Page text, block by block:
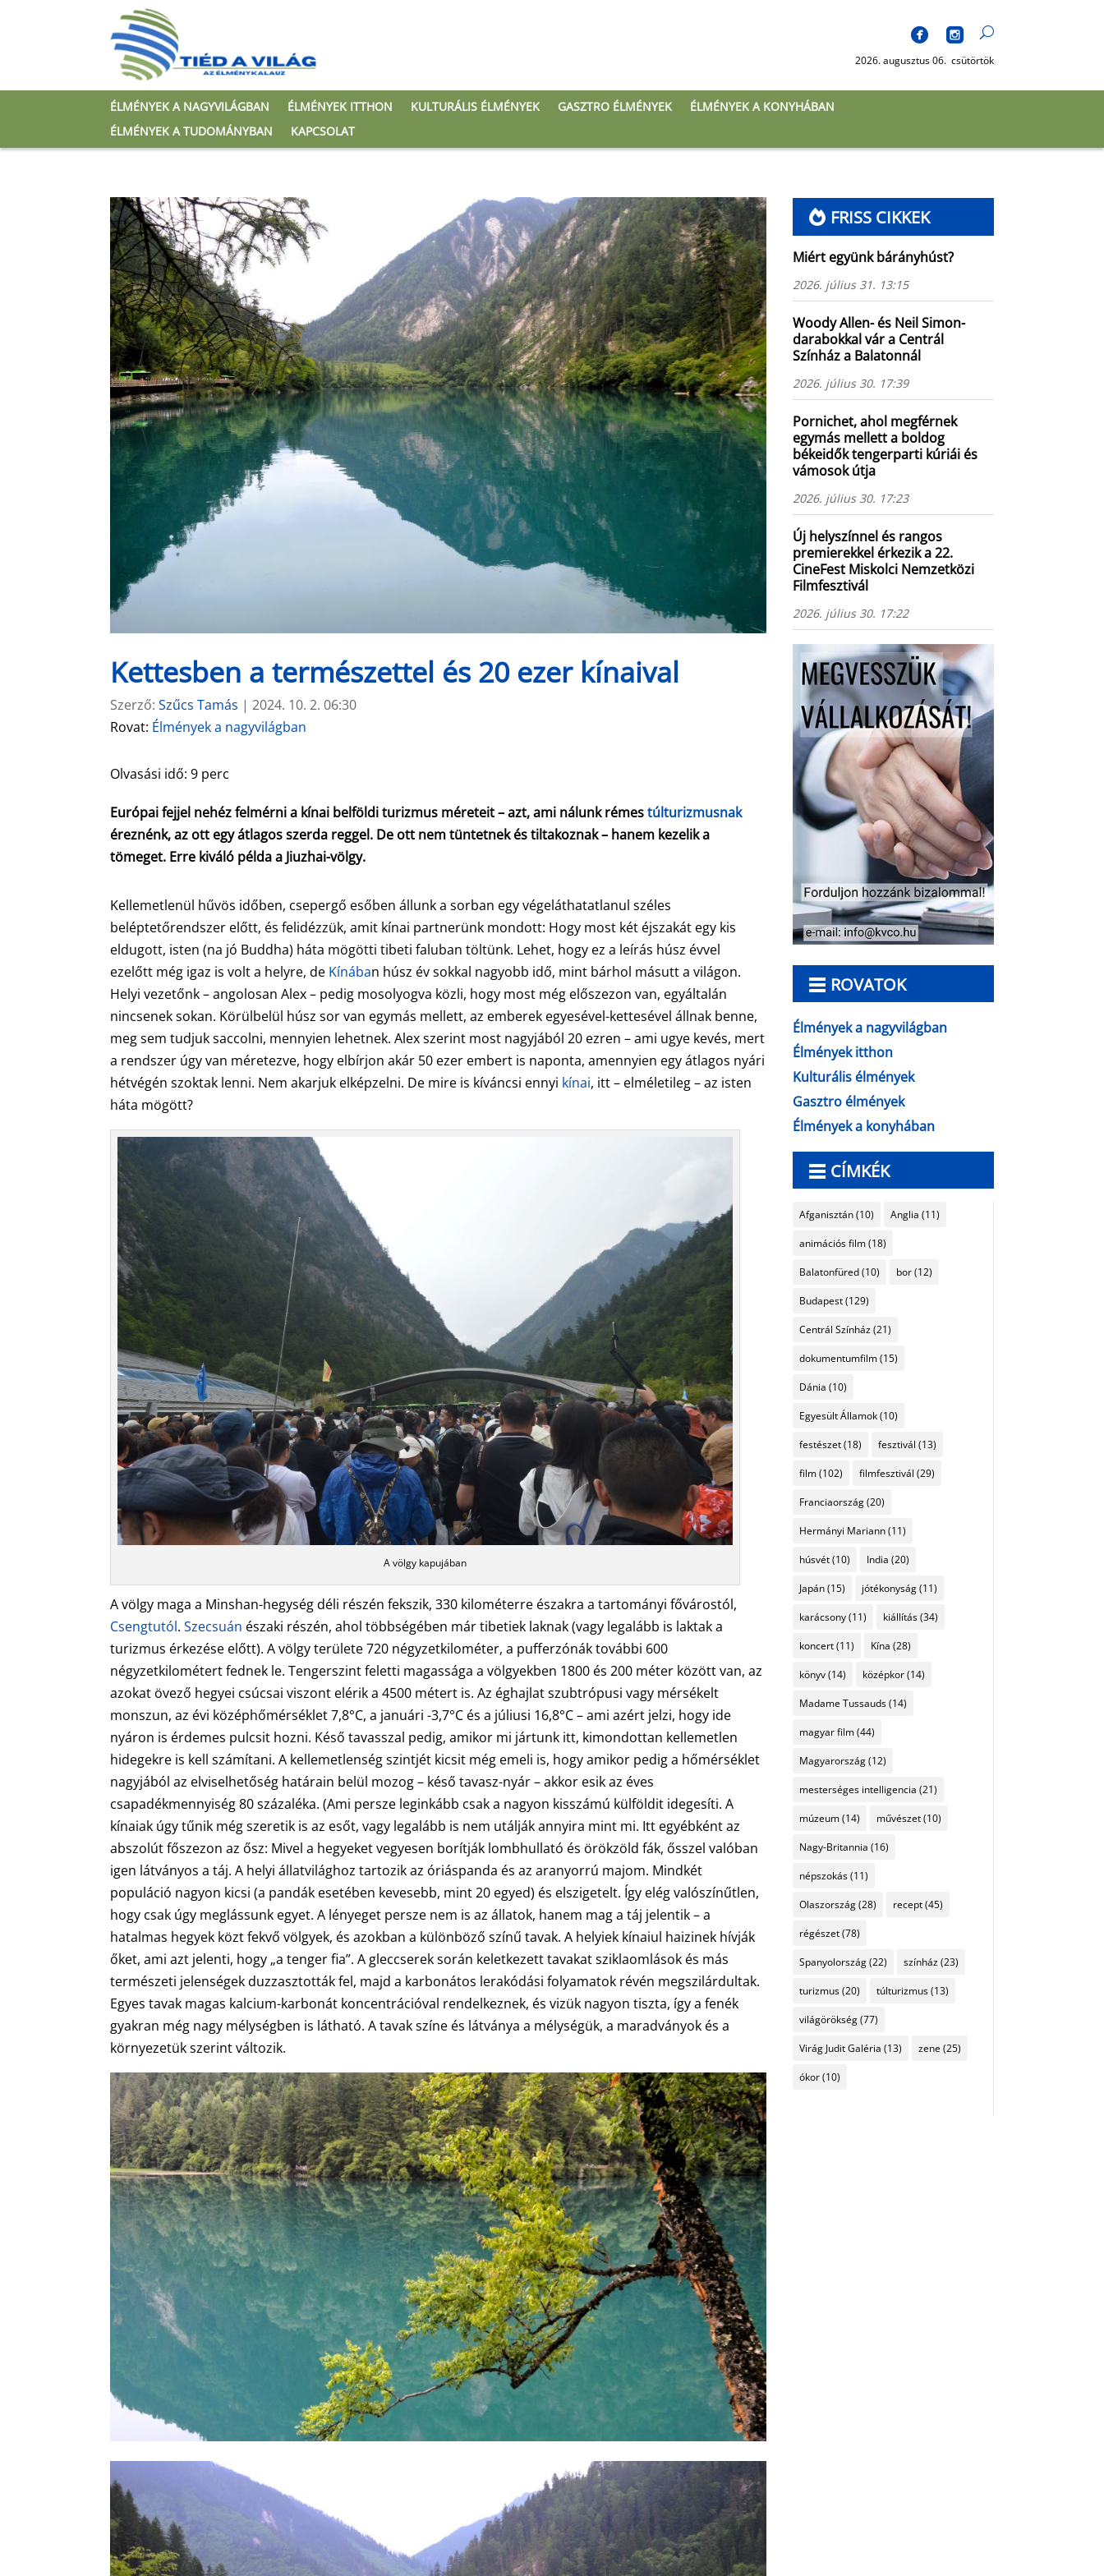
2026. augusztus 06. csütörtök
ÉLMÉNYEK A NAGYVILÁGBAN ÉLMÉNYEK ITTHON KULTURÁLIS ÉLMÉNYEK GASZTRO ÉLMÉNYEK
ÉLMÉNYEK A KONYHÁBAN
ÉLMÉNYEK A TUDOMÁNYBAN
KAPCSOLAT
Kettesben a természettel és 20 ezer kínaival
Szerző:Szűcs Tamás |2024. 10. 2. 06:30
Rovat: Élmények a nagyvilágban
Olvasási idő:9 perc
Európai fejjel nehéz felmérni a kínai belföldi turizmus méreteit – azt, ami nálunk rémestúlturizmusnak
éreznénk, az ott egy átlagos szerda reggel. De ott nem tüntetnek és tiltakoznak – hanem kezelik a
tömeget. Erre kiváló példa a Jiuzhai-völgy.
Kellemetlenül hűvös időben, csepergő esőben állunk a sorban egy végeláthatatlanul széles
beléptetőrendszer előtt, és felidézzük, amit kínai partnerünk mondott: Hogy most két éjszakát egy kis
eldugott, isten (na jó Buddha) háta mögötti tibeti faluban töltünk. Lehet, hogy ez a leírás húsz évvel
ezelőtt még igaz is volt a helyre, de Kínában húsz év sokkal nagyobb idő, mint bárhol másutt a világon.
Helyi vezetőnk – angolosan Alex – pedig mosolyogva közli, hogy most még előszezon van, egyáltalán
nincsenek sokan. Körülbelül húsz sor van egymás mellett, az emberek egyesével-kettesével állnak benne,
meg sem tudjuk saccolni, mennyien lehetnek. Alex szerint most nagyjából 20 ezren – ami ugye kevés, mert
a rendszer úgy van méretezve, hogy elbírjon akár 50 ezer embert is naponta, amennyien egy átlagos nyári
hétvégén szoktak lenni. Nem akarjuk elképzelni. De mire is kíváncsi ennyi kínai, itt – elméletileg – az isten
háta mögött?
A völgy kapujában
A völgy maga a Minshan-hegység déli részén fekszik, 330 kilométerre északra a tartományi fővárostól,
Csengtutól.Szecsuán északi részén, ahol többségében már tibetiek laknak (vagy legalább is laktak a
turizmus érkezése előtt). A völgy területe 720 négyzetkilométer, a pufferzónák további 600
négyzetkilométert fednek le. Tengerszint feletti magassága a völgyekben 1800 és 200 méter között van, az
azokat övező hegyei csúcsai viszont elérik a 4500 métert is. Az éghajlat szubtrópusi vagy mérsékelt
monszun, az évi középhőmérséklet 7,8°C, a januári -3,7°C és a júliusi 16,8°C – ami azért jelzi, hogy ide
nyáron is érdemes pulcsit hozni. Késő tavasszal pedig, amikor mi jártunk itt, kimondottan kellemetlen
hidegekre is kell számítani. A kellemetlenség szintjét kicsit még emeli is, hogy amikor pedig a hőmérséklet
nagyjából az elviselhetőség határain belül mozog – késő tavasz-nyár – akkor esik az éves
csapadékmennyiség 80 százaléka. (Ami persze leginkább csak a nagyon kisszámú külföldit idegesíti. A
kínaiak úgy tűnik még szeretik is az esőt, vagy legalább is nem utálják annyira mint mi. Itt egyébként az
abszolút főszezon az ősz: Mivel a hegyeket vegyesen borítják lombhullató és örökzöld fák, ősszel valóban
igen látványos a táj. A helyi állatvilághoz tartozik az óriáspanda és az aranyorrú majom. Mindkét
populáció nagyon kicsi (a pandák esetében kevesebb, mint 20 egyed) és elszigetelt. Így elég valószínűtlen,
hogy csak úgy meglássunk egyet. A lényeget persze nem is az állatok, hanem mag a táj jelentik – a
hatalmas hegyek közt fekvő völgyek, és azokban a különböző színű tavak. A helyiek kínaiul haizinek hívják
őket, ami azt jelenti, hogy „a tenger fia”. A gleccserek során keletkezett tavakat sziklaomlások és más
természeti jelenségek duzzasztották fel, majd a karbonátos lerakódási folyamatok révén megszilárdultak.
Egyes tavak magas kalcium-karbonát koncentrációval rendelkeznek, és vizük nagyon tiszta, így a fenék
gyakran még nagy mélységben is látható. A tavak színe és látványa a mélységük, a maradványok és a
környezetük szerint változik.
FRISS CIKKEK
Miért együnk bárányhúst?
2026. július 31. 13:15
Woody Allen- és Neil Simon-
darabokkal vár a Centrál
Színház a Balatonnál
2026. július 30. 17:39
Pornichet, ahol megférnek
egymás mellett a boldog
békeidők tengerparti kúriái és
vámosok útja
2026. július 30. 17:23
Új helyszínnel és rangos
premierekkel érkezik a 22.
CineFest Miskolci Nemzetközi
Filmfesztivál
2026. július 30. 17:22
ROVATOK
Élmények a nagyvilágban
Élmények itthon
Kulturális élmények
Gasztro élmények
Élmények a konyhában
CÍMKÉK
Afganisztán(10) Anglia (11)
animációs film(18)
Balatonfüred(10) bor(12)
Budapest(129)
Centrál Színház(21)
dokumentumfilm(15)
Dánia (10)
Egyesült Államok(10)
festészet(18) fesztivál (13)
film(102) filmfesztivál (29)
Franciaország(20)
Hermányi Mariann(11)
húsvét(10) India (20)
Japán(15) jótékonyság(11)
karácsony(11) kiállítás(34)
koncert(11) Kína (28)
könyv(14) középkor(14)
Madame Tussauds(14)
magyar film(44)
Magyarország(12)
mesterséges intelligencia (21)
múzeum(14) művészet(10)
Nagy-Britannia (16)
népszokás(11)
Olaszország(28) recept(45)
régészet(78)
Spanyolország(22) színház(23)
turizmus(20) túlturizmus(13)
világörökség(77)
Virág Judit Galéria (13) zene (25)
ókor(10)